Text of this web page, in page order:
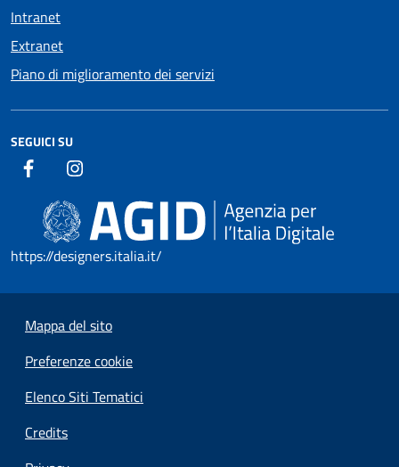
Intranet
Extranet
Piano di miglioramento dei servizi
SEGUICI SU
https://designers.italia.it/
Mappa del sito
Preferenze cookie
Elenco Siti Tematici
Credits